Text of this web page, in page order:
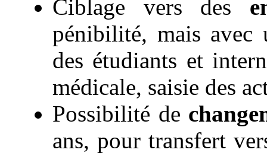
Ciblage vers des
pénibilité, mais
des étudiants et
médicale, saisie des
Possibilité de
ans, pour transfert